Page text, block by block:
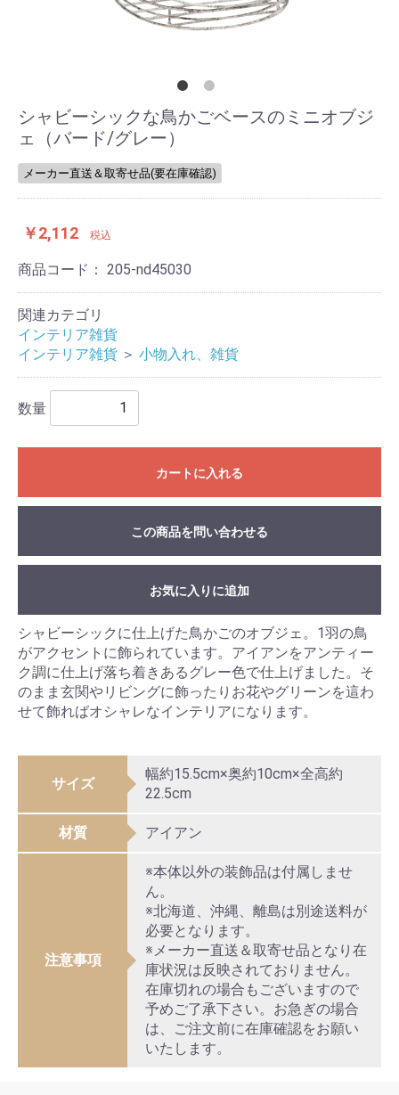
シャビーシックな鳥かごベースのミニオブジ
ェ（バード/グレー）
メーカー直送＆取寄せ品(要在庫確認)
￥2,112 税込
商品コード： 205-nd45030
関連カテゴリ
インテリア雑貨
インテリア雑貨 ＞ 小物入れ、雑貨
数量
カートに入れる
この商品を問い合わせる
お気に入りに追加
シャビーシックに仕上げた鳥かごのオブジェ。1羽の鳥
がアクセントに飾られています。アイアンをアンティー
ク調に仕上げ落ち着きあるグレー色で仕上げました。そ
のまま玄関やリビングに飾ったりお花やグリーンを這わ
せて飾ればオシャレなインテリアになります。
サイズ
幅約15.5cm×奥約10cm×全高約
22.5cm
材質 アイアン
注意事項
※本体以外の装飾品は付属しませ
ん。
※北海道、沖縄、離島は別途送料が
必要となります。
※メーカー直送＆取寄せ品となり在
庫状況は反映されておりません。
在庫切れの場合もございますので
予めご了承下さい。お急ぎの場合
は、ご注文前に在庫確認をお願い
いたします。